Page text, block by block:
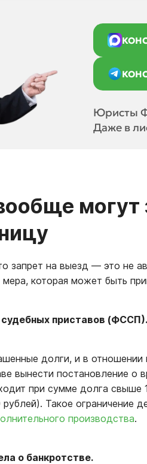
Юристы
Даже в
могут
запрет на выезд — это не
которая может быть
судебных приставов
долги, и в
вынести постановление о
при сумме долга свыше
Такое ограничение
производства.
о банкротстве.